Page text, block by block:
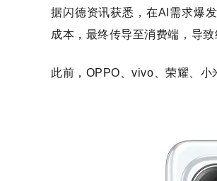
据闪德资讯获悉，在AI需求爆
成本，最终传导至消费端，导致
此前，OPPO、vivo、荣耀、小